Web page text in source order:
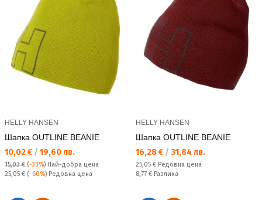
HELLY HANSEN
Шапка OUTLINE BEANIE
Текуща цена:
10,02 € / 19,60 лв.
15,03 € (-33%) Най-добра цена
Редовна цена:
25,05 € (-60%) Редовна цена
HELLY HANSEN
Шапка OUTLINE BEANIE
Текуща цена:
16,28 € / 31,84 лв.
Редовна цена:
25,05 € Редовна цена
Спестявате:
8,77 € Разлика